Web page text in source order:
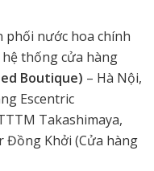
phối nước hoa chính
thống cửa hàng
Boutique) – Hà Nội,
Escentric
Takashimaya,
Đồng Khởi (Cửa hàng